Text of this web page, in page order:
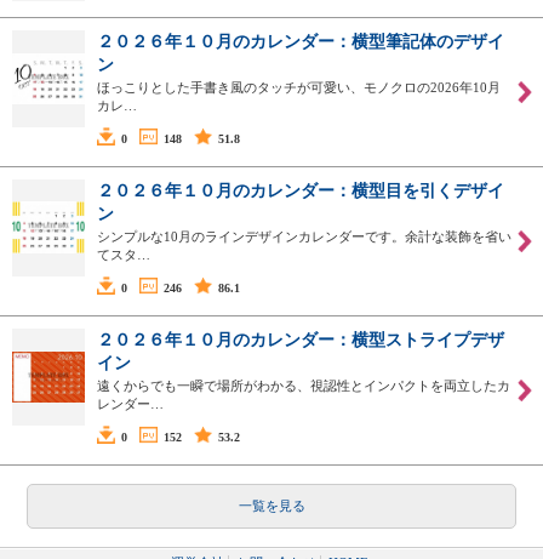
２０２６年１０月のカレンダー：横型筆記体のデザイ
ン
ほっこりとした手書き風のタッチが可愛い、モノクロの2026年10月
カレ…
0 148 51.8
２０２６年１０月のカレンダー：横型目を引くデザイ
ン
シンプルな10月のラインデザインカレンダーです。余計な装飾を省い
てスタ…
0 246 86.1
２０２６年１０月のカレンダー：横型ストライプデザ
イン
遠くからでも一瞬で場所がわかる、視認性とインパクトを両立したカ
レンダー…
0 152 53.2
一覧を見る